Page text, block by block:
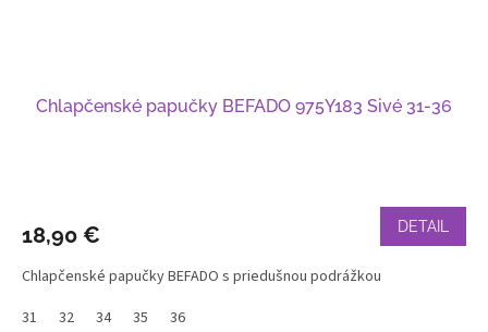
Chlapčenské papučky BEFADO 975Y183 Sivé 31-36
18,90 € DETAIL
Chlapčenské papučky BEFADO s priedušnou podrážkou
31
32 34 35 36